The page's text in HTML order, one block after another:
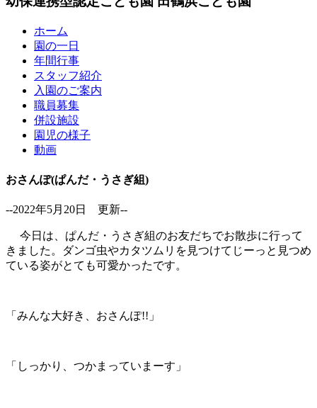
ホーム
園の一日
年間行事
スタッフ紹介
入園のご案内
職員募集
併設施設
園児の様子
動画
おさんぽ(ぱんだ・うさぎ組)
--2022年5月20日 更新--
今日は、ぱんだ・うさぎ組のお友だちでお散歩に行って
きました。ダンゴ虫やカタツムリを見つけてじーっと見つめ
ている姿がとても可愛かったです。
「みんな大好き、おさんぽ!!」
「しっかり、つかまっていまーす」